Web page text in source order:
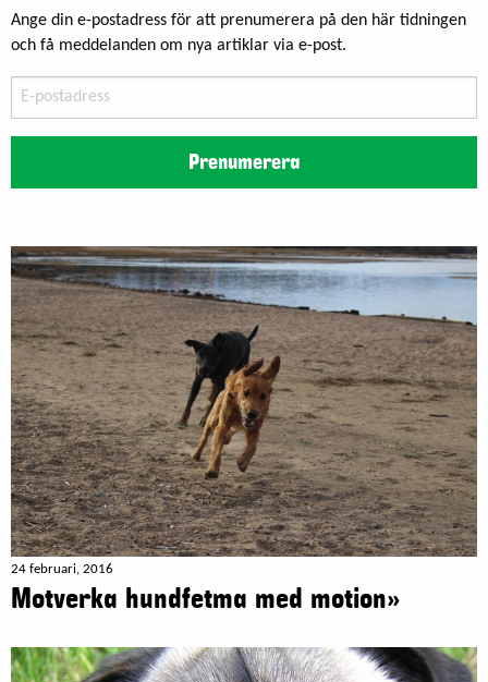
Ange din e-postadress för att prenumerera på den här tidningen
och få meddelanden om nya artiklar via e-post.
postadress
Prenumerera
24 februari, 2016
Motverka hundfetma med motion»